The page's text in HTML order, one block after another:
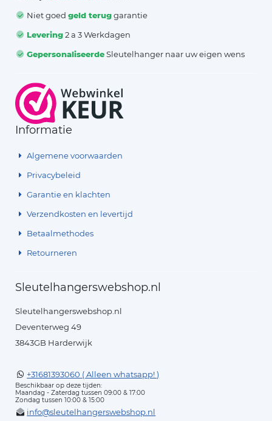
Niet goedgeld teruggarantie
Levering2 a 3 Werkdagen
GepersonaliseerdeSleutelhanger naar uw eigen wens
Informatie
Algemene voorwaarden
Privacybeleid
Garantie en klachten
Verzendkosten en levertijd
Betaalmethodes
Retourneren
Sleutelhangerswebshop.nl
Sleutelhangerswebshop.nl
Deventerweg 49
3843GB Harderwijk
+31681393060 ( Alleen whatsapp! )
Beschikbaar op deze tijden:
Maandag - Zaterdag tussen 09:00 & 17:00
Zondag tussen 10:00 & 15:00
info@sleutelhangerswebshop.nl